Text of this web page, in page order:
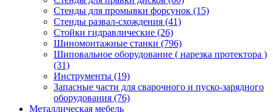
Стенды для промывки форсунок (15)
Стенды развал-схождения (41)
Стойки гидравлические (26)
Шиномонтажные станки (796)
Шиповальное оборудование ( нарезка протектора )
(31)
Инструменты (19)
Запасные части для сварочного и пуско-зарядного
оборудования (76)
Металлическая мебель